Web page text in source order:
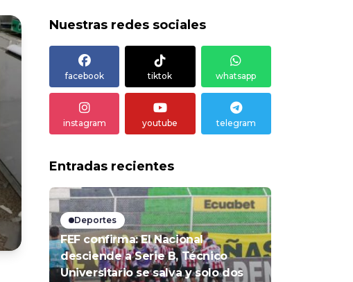
Nuestras redes sociales
facebook tiktok whatsapp
instagram youtube telegram
Entradas recientes
Deportes
FEF confirma: El Nacional
desciende a Serie B, Técnico
Universitario se salva y solo dos